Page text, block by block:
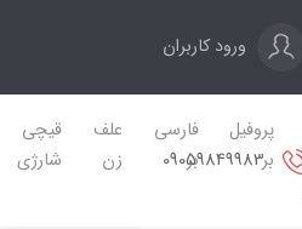
ورود کاربران
پروفیل
بر
فارسی
بر
علف
زن
قیچی
شارژی
09059849983